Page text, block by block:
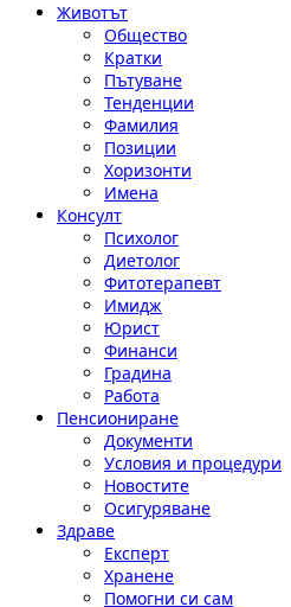
Животът
Общество
Кратки
Пътуване
Тенденции
Фамилия
Позиции
Хоризонти
Имена
Консулт
Психолог
Диетолог
Фитотерапевт
Имидж
Юрист
Финанси
Градина
Работа
Пенсиониране
Документи
Условия и процедури
Новостите
Осигуряване
Здраве
Експерт
Хранене
Помогни си сам